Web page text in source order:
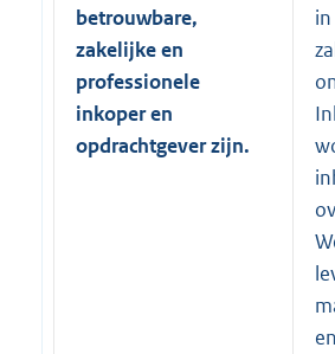
betrouwbare,
zakelijke en
professionele
inkoper en
opdrachtgever zijn.